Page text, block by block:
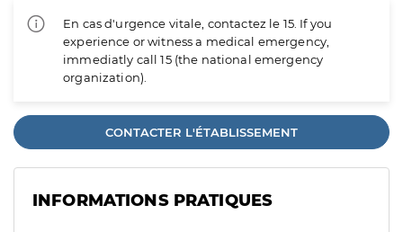
En cas d'urgence vitale, contactez le 15. If you
experience or witness a medical emergency,
immediatly call 15 (the national emergency
organization).
CONTACTER L'ÉTABLISSEMENT
INFORMATIONS PRATIQUES